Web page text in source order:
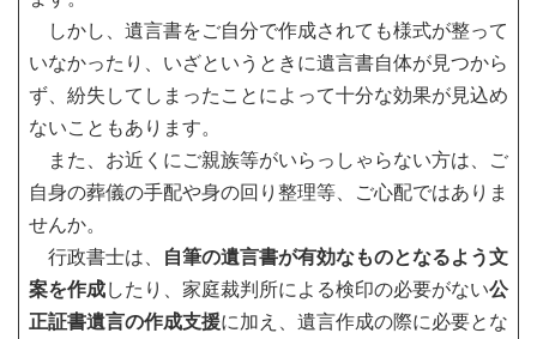
しかし、遺言書をご自分で作成されても様式が整って
いなかったり、いざというときに遺言書自体が見つから
ず、紛失してしまったことによって十分な効果が見込め
ないこともあります。
また、お近くにご親族等がいらっしゃらない方は、ご
自身の葬儀の手配や身の回り整理等、ご心配ではありま
せんか。
行政書士は、 自筆の遺言書が有効なものとなるよう文
案を作成したり、家庭裁判所による検印の必要がない公
正証書遺言の作成支援に加え、遺言作成の際に必要とな